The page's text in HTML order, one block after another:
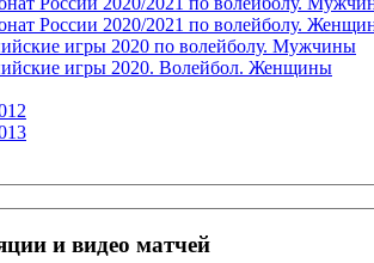
России 2020/2021 по волейболу.
игры 2020 по волейболу. Мужчины
игры 2020. Волейбол. Женщины
и видео матчей